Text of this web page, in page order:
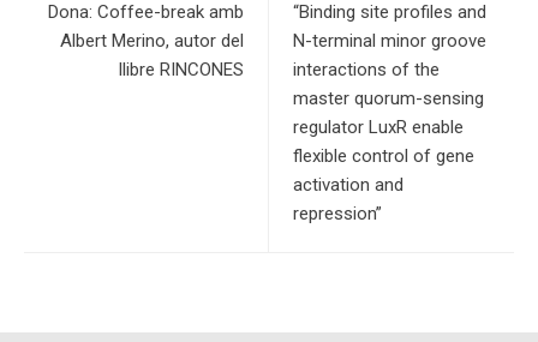
Dona: Coffee-break amb
Albert Merino, autor del
llibre RINCONES
“Binding site profiles and
N-terminal minor groove
interactions of the
master quorum-sensing
regulator LuxR enable
flexible control of gene
activation and
repression”